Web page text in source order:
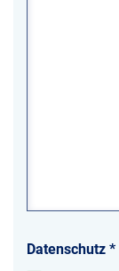
Datenschutz *